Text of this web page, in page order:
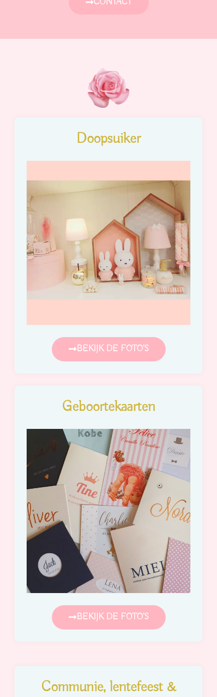
Doopsuiker
BEKIJK DE FOTO'S
Geboortekaarten
BEKIJK DE FOTO'S
Communie, lentefeest &